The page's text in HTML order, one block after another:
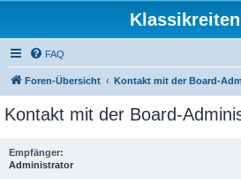
FAQ
Foren-Übersicht Kontakt mit der Board-
Kontakt mit der Board-
Empfänger:
Administrator